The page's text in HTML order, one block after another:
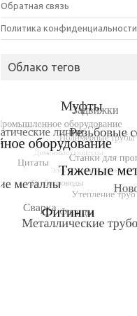
Обратная связь
Политика конфиденциальности
Облако тегов